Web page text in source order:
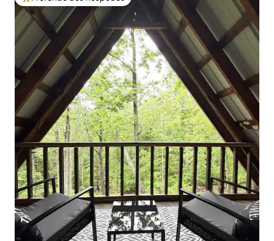
Entre os melhores preferidos dos hóspedes